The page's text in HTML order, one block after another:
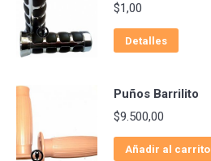
$1,00
Detalles
Puños Barrilito
$9.500,00
Añadir al carrito